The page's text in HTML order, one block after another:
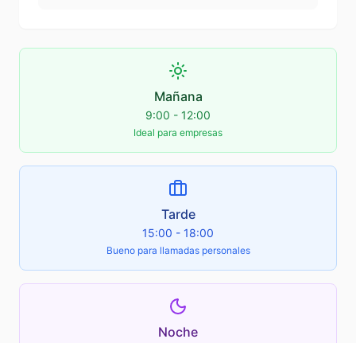
Mañana
9:00 - 12:00
Ideal para empresas
Tarde
15:00 - 18:00
Bueno para llamadas personales
Noche